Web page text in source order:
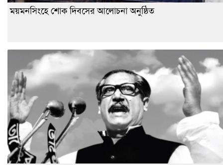
ময়মনসিংহে শোক দিবসের আলোচনা অনুষ্ঠিত